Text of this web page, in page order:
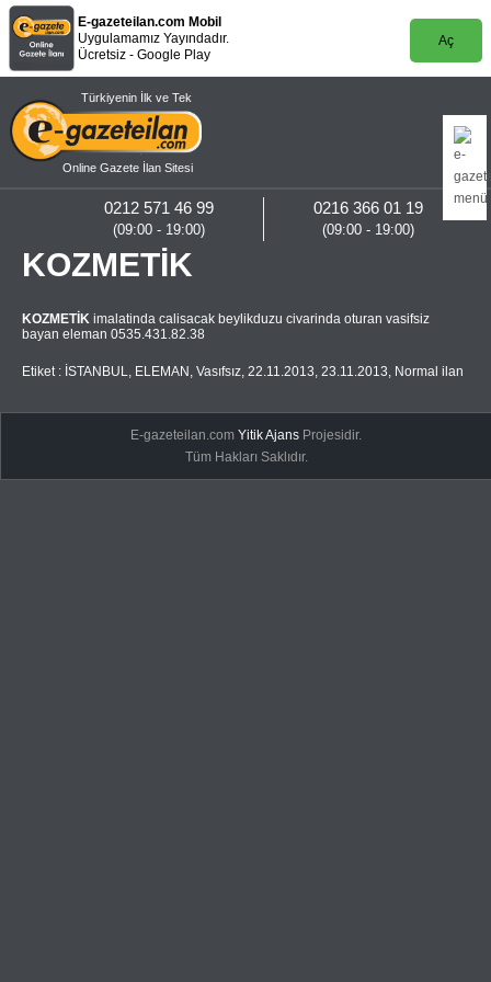
E-gazeteilan.com Mobil
Uygulamamız Yayındadır.
Ücretsiz - Google Play
Aç
Türkiyenin İlk ve Tek
Online Gazete İlan Sitesi
0216 366 01 19
(09:00 - 19:00)
0212 571 46 99
(09:00 - 19:00)
KOZMETİK
KOZMETİK imalatinda calisacak beylikduzu civarinda oturan vasifsiz
bayan eleman 0535.431.82.38
Etiket : İSTANBUL, ELEMAN , Vasıfsız, 22.11.2013, 23.11.2013, Normal ilan
E-gazeteilan.comYitik Ajans Projesidir.
Tüm Hakları Saklıdır.